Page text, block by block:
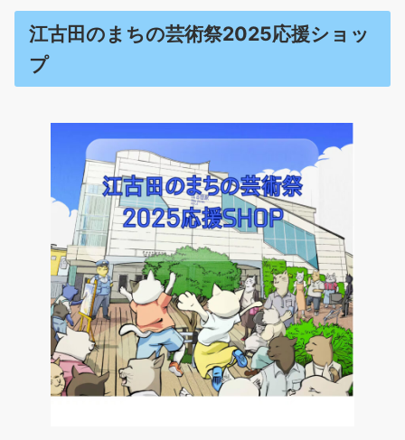
江古田のまちの芸術祭2025応援ショッ
プ